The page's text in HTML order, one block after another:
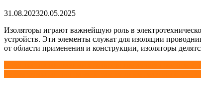
31.08.202320.05.2025
Изоляторы играют важнейшую роль в
устройств. Эти элементы служат для изоляции
от области применения и конструкции, изоляторы
Навигация
по